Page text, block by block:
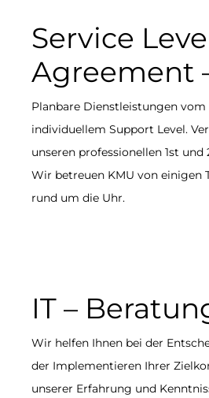
Service
Agreement
Planbare Dienstleistungen
individuellem Support Level.
unseren professionellen 1st und
Wir betreuen KMU von einigen
rund um die Uhr.
IT –
Wir helfen Ihnen bei der
der Implementieren Ihrer
unserer Erfahrung und